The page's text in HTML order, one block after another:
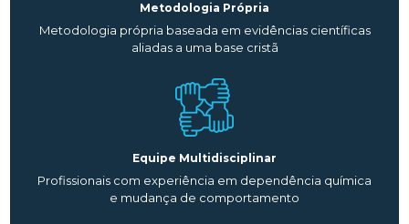
Metodologia Própria
Metodologia própria baseada em evidências científicas
aliadas a uma base cristã
Equipe Multidisciplinar
Profissionais com experiência em dependência química
e mudança de comportamento